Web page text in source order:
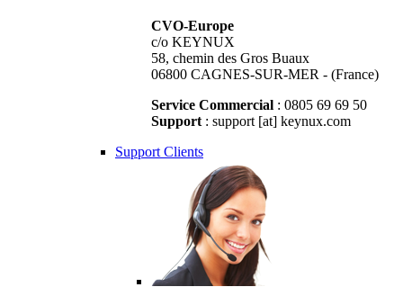
CVO-Europe
c/o KEYNUX
58, chemin des Gros Buaux
06800 CAGNES-SUR-MER - (France)
Service Commercial : 0805 69 69 50
Support : support [at] keynux.com
Support Clients